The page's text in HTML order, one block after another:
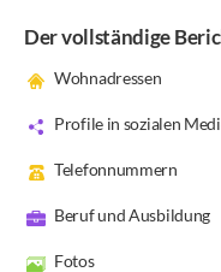
Der vollständige
Wohnadressen
Profile in sozialen
Telefonnummern
Beruf und Ausbildung
Fotos